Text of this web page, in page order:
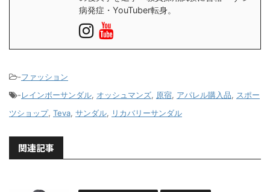
病発症・YouTuber転身。
-ファッション
-レインボーサンダル, オッシュマンズ, 原宿, アパレル購入品, スポー
ツショップ, Teva, サンダル, リカバリーサンダル
関連記事